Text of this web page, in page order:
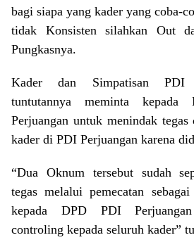
bagi siapa yang kader yang coba-
tidak Konsisten silahkan Out
Pungkasnya.
Kader dan Simpatisan PDI
tuntutannya meminta
Perjuangan untuk menindak tegas
kader di PDI Perjuangan karena
“Dua Oknum tersebut sudah
tegas melalui pemecatan
kepada DPD PDI
controling kepada seluruh kader”